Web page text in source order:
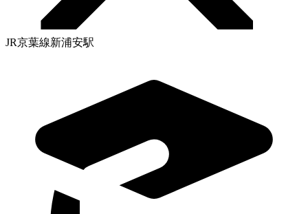
JR京葉線新浦安駅